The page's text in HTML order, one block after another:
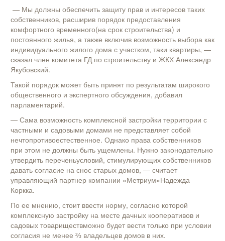
— Мы должны обеспечить защиту прав и интересов таких
собственников, расширив порядок предоставления
комфортного временного(на срок строительства) и
постоянного жилья, а также включив возможность выбора как
индивидуального жилого дома с участком, таки квартиры, —
сказал член комитета ГД по строительству и ЖКХ Александр
Якубовский.
Такой порядок может быть принят по результатам широкого
общественного и экспертного обсуждения, добавил
парламентарий.
— Сама возможность комплексной застройки территории с
частными и садовыми домами не представляет собой
нечтопротивоестественное. Однако права собственников
при этом не должны быть ущемлены. Нужно законодательно
утвердить переченьусловий, стимулирующих собственников
давать согласие на снос старых домов, — считает
управляющий партнер компании «Метриум»Надежда
Коркка.
По ее мнению, стоит ввести норму, согласно которой
комплексную застройку на месте дачных кооперативов и
садовых товариществможно будет вести только при условии
согласия не менее ⅔ владельцев домов в них.